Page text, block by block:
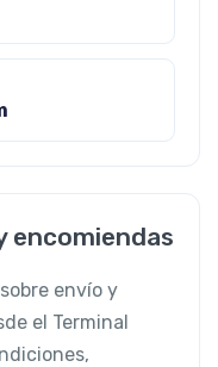
encomiendas
envío y
el Terminal